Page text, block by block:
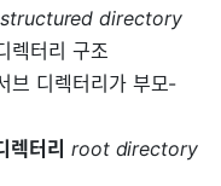
directory
렉터리 구조
브 디렉터리가 부모-
렉터리 root directory